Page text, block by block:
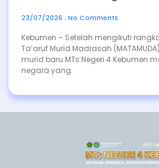
23/07/2026 No Comments
Kebumen – Setelah mengikuti
Ta’aruf Murid Madrasah
murid baru MTs Negeri 4 Kebumen
negara yang